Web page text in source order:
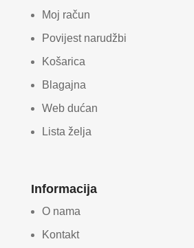
Moj račun
Povijest narudžbi
Košarica
Blagajna
Web dućan
Lista želja
Informacija
O nama
Kontakt